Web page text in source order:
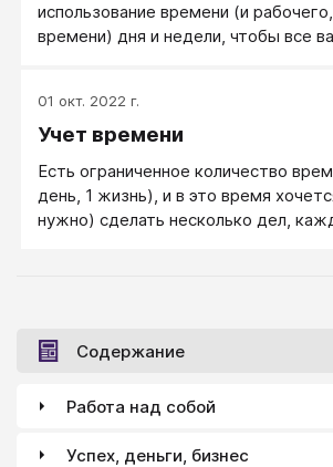
использование времени (и
времени) дня и недели, чтобы все
01 окт. 2022 г.
Учет времени
Есть ограниченное количество
день, 1 жизнь), и в это время
нужно) сделать несколько дел,
Содержание
Работа над собой
Успех, деньги, бизнес